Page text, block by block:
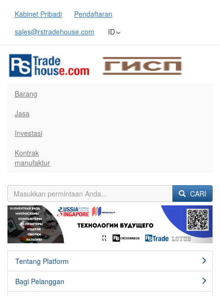
Kabinet Pribadi
Pendaftaran
sales@rstradehouse.com
ID
Barang
Jasa
Investasi
Kontrak
manufaktur
CARI
Previous Next
Tentang Platform
Bagi Pelanggan